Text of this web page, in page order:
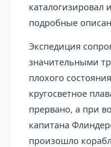
каталогизировал
подробные
Экспедиция
значительными
плохого
кругосветное
прервано, а при
капитана
произошло